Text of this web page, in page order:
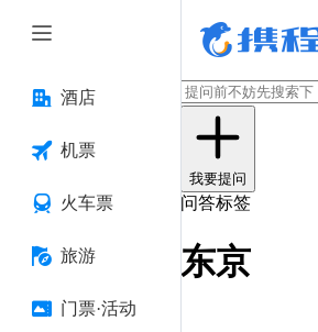
酒店
机票
火车票
旅游
门票·活动
我要提问
问答标签
东京